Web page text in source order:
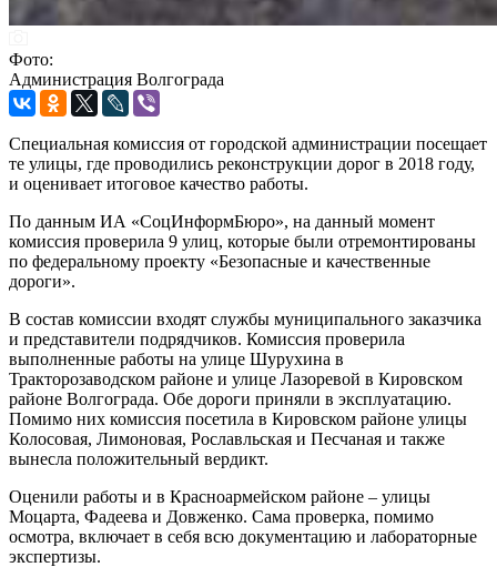
Фото:
Администрация Волгограда
Специальная комиссия от городской администрации посещает
те улицы, где проводились реконструкции дорог в 2018 году,
и оценивает итоговое качество работы.
По данным ИА «СоцИнформБюро», на данный момент
комиссия проверила 9 улиц, которые были отремонтированы
по федеральному проекту «Безопасные и качественные
дороги».
В состав комиссии входят службы муниципального заказчика
и представители подрядчиков. Комиссия проверила
выполненные работы на улице Шурухина в
Тракторозаводском районе и улице Лазоревой в Кировском
районе Волгограда. Обе дороги приняли в эксплуатацию.
Помимо них комиссия посетила в Кировском районе улицы
Колосовая, Лимоновая, Рославльская и Песчаная и также
вынесла положительный вердикт.
Оценили работы и в Красноармейском районе – улицы
Моцарта, Фадеева и Довженко. Сама проверка, помимо
осмотра, включает в себя всю документацию и лабораторные
экспертизы.